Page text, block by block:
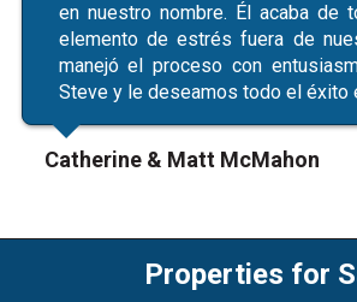
en nuestro nombre. Él acaba de
elemento de estrés fuera de
manejó el proceso con
Steve y le deseamos todo el éxito
Catherine & Matt McMahon
Properties for